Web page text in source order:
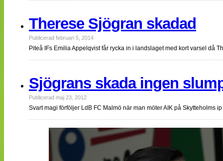
Therese Sjögran skadad
Publicerad februari 5, 2014
Piteå IFs Emilia Appelqvist får rycka in i landslaget med kort varsel då
Sjögrans skada ingen
Publicerad maj 23, 2012
Svart magi förföljer LdB FC Malmö när man möter AIK på Skytteholms